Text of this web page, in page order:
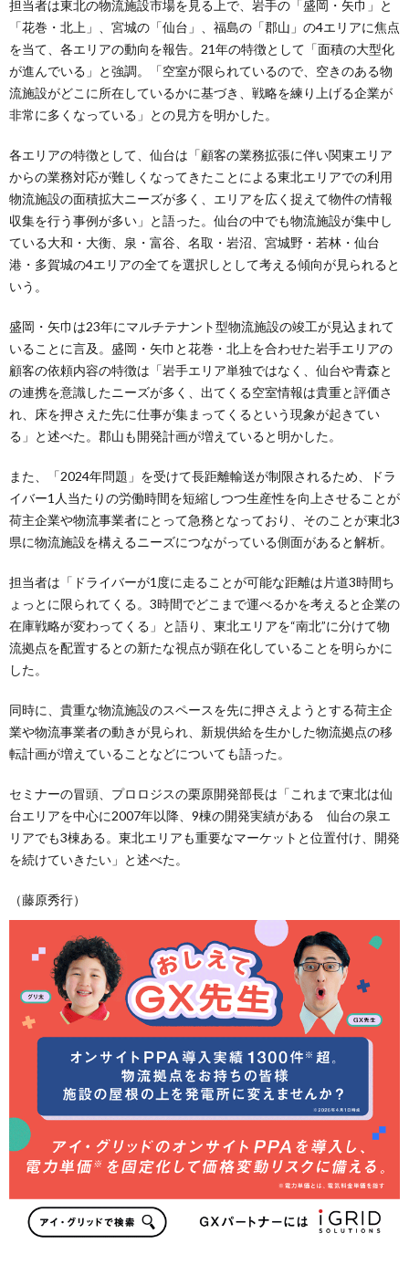
担当者は東北の物流施設市場を見る上で、岩手の「盛岡・矢巾」と
「花巻・北上」、宮城の「仙台」、福島の「郡山」の4エリアに焦点
を当て、各エリアの動向を報告。21年の特徴として「面積の大型化
が進んでいる」と強調。「空室が限られているので、空きのある物
流施設がどこに所在しているかに基づき、戦略を練り上げる企業が
非常に多くなっている」との見方を明かした。
各エリアの特徴として、仙台は「顧客の業務拡張に伴い関東エリア
からの業務対応が難しくなってきたことによる東北エリアでの利用
物流施設の面積拡大ニーズが多く、エリアを広く捉えて物件の情報
収集を行う事例が多い」と語った。仙台の中でも物流施設が集中し
ている大和・大衡、泉・富谷、名取・岩沼、宮城野・若林・仙台
港・多賀城の4エリアの全てを選択しとして考える傾向が見られると
いう。
盛岡・矢巾は23年にマルチテナント型物流施設の竣工が見込まれて
いることに言及。盛岡・矢巾と花巻・北上を合わせた岩手エリアの
顧客の依頼内容の特徴は「岩手エリア単独ではなく、仙台や青森と
の連携を意識したニーズが多く、出てくる空室情報は貴重と評価さ
れ、床を押さえた先に仕事が集まってくるという現象が起きてい
る」と述べた。郡山も開発計画が増えていると明かした。
また、「2024年問題」を受けて長距離輸送が制限されるため、ドラ
イバー1人当たりの労働時間を短縮しつつ生産性を向上させることが
荷主企業や物流事業者にとって急務となっており、そのことが東北3
県に物流施設を構えるニーズにつながっている側面があると解析。
担当者は「ドライバーが1度に走ることが可能な距離は片道3時間ち
ょっとに限られてくる。3時間でどこまで運べるかを考えると企業の
在庫戦略が変わってくる」と語り、東北エリアを“南北”に分けて物
流拠点を配置するとの新たな視点が顕在化していることを明らかに
した。
同時に、貴重な物流施設のスペースを先に押さえようとする荷主企
業や物流事業者の動きが見られ、新規供給を生かした物流拠点の移
転計画が増えていることなどについても語った。
セミナーの冒頭、プロロジスの栗原開発部長は「これまで東北は仙
台エリアを中心に2007年以降、9棟の開発実績がある 仙台の泉エ
リアでも3棟ある。東北エリアも重要なマーケットと位置付け、開発
を続けていきたい」と述べた。
（藤原秀行）